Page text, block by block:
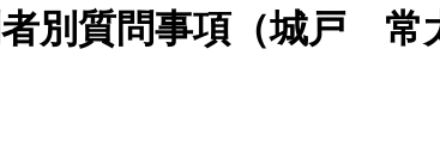
別質問事項（城戸 常